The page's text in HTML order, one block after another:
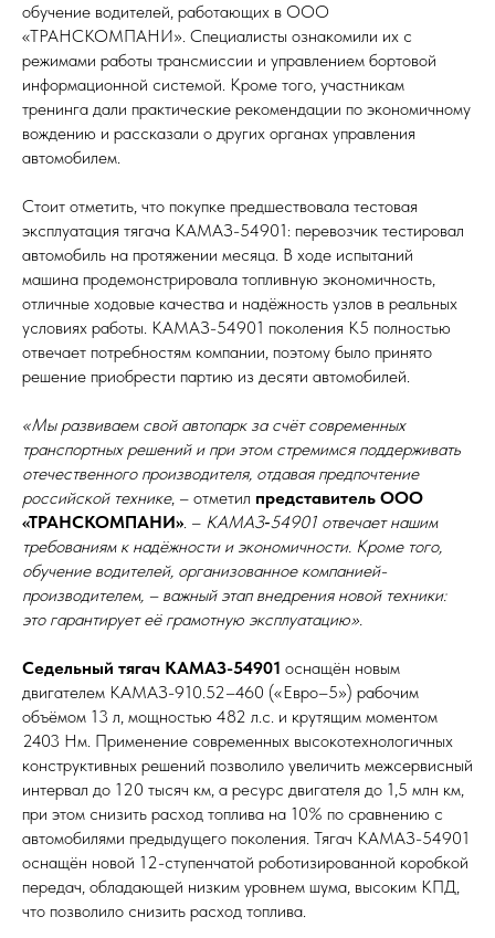
обучение водителей, работающих в ООО
«ТРАНСКОМПАНИ». Специалисты ознакомили их с
режимами работы трансмиссии и управлением бортовой
информационной системой. Кроме того, участникам
тренинга дали практические рекомендации по экономичному
вождению и рассказали о других органах управления
автомобилем.
Стоит отметить, что покупке предшествовала тестовая
эксплуатация тягача КАМАЗ-54901: перевозчик тестировал
автомобиль на протяжении месяца. В ходе испытаний
машина продемонстрировала топливную экономичность,
отличные ходовые качества и надёжность узлов в реальных
условиях работы. КАМАЗ-54901 поколения К5 полностью
отвечает потребностям компании, поэтому было принято
решение приобрести партию из десяти автомобилей.
«Мы развиваем свой автопарк за счёт современных
транспортных решений и при этом стремимся поддерживать
отечественного производителя, отдавая предпочтение
российской технике, – отметил представитель ООО
«ТРАНСКОМПАНИ». – КАМАЗ‑54901 отвечает нашим
требованиям к надёжности и экономичности. Кроме того,
обучение водителей, организованное компанией-
производителем, – важный этап внедрения новой техники:
это гарантирует её грамотную эксплуатацию».
Седельный тягач КАМАЗ-54901 оснащён новым
двигателем KAMAЗ-910.52–460 («Евро–5») рабочим
объёмом 13 л, мощностью 482 л.с. и крутящим моментом
2403 Нм. Применение современных высокотехнологичных
конструктивных решений позволило увеличить межсервисный
интервал до 120 тысяч км, а ресурс двигателя до 1,5 млн км,
при этом снизить расход топлива на 10% по сравнению с
автомобилями предыдущего поколения. Тягач КАМАЗ-54901
оснащён новой 12-ступенчатой роботизированной коробкой
передач, обладающей низким уровнем шума, высоким КПД,
что позволило снизить расход топлива.